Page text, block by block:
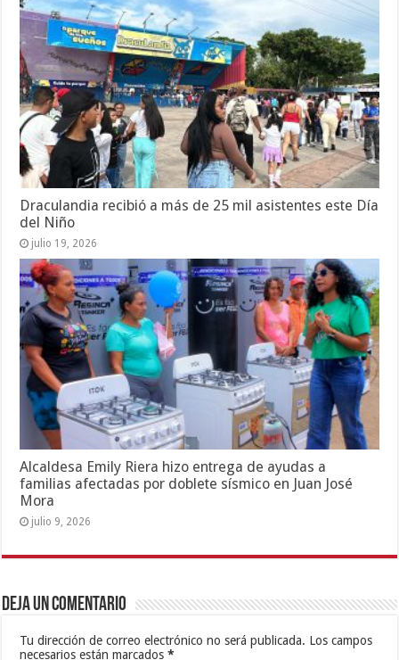
Draculandia recibió a más de 25 mil asistentes este Día
del Niño
julio 19, 2026
Alcaldesa Emily Riera hizo entrega de ayudas a
familias afectadas por doblete sísmico en Juan José
Mora
julio 9, 2026
Deja un comentario
Tu dirección de correo electrónico no será publicada. Los campos
necesarios están marcados*